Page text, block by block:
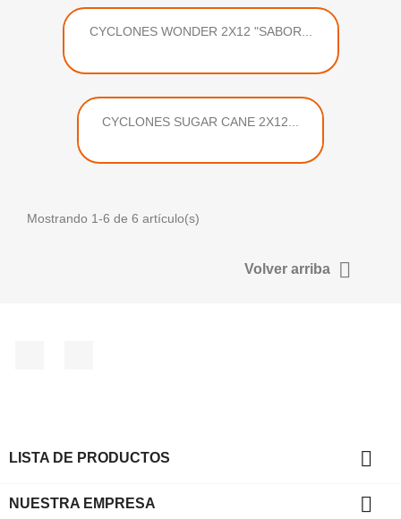
CYCLONES WONDER 2X12 "SABOR...
CYCLONES SUGAR CANE 2X12...
Mostrando 1-6 de 6 artículo(s)
Volver arriba 
LISTA DE PRODUCTOS 
NUESTRA EMPRESA 